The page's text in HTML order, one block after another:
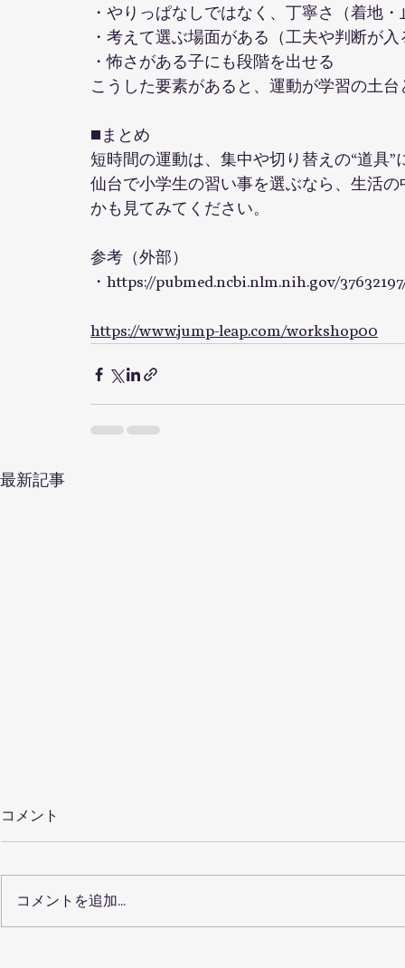
・やりっぱなしではなく、丁寧さ（着地
・考えて選ぶ場面がある（工夫や判断が入
・怖さがある子にも段階を出せる
こうした要素があると、運動が学習の土
■まとめ
短時間の運動は、集中や切り替えの“道具
仙台で小学生の習い事を選ぶなら、生活
かも見てみてください。
参考（外部）
・ https://pubmed.ncbi.nlm.nih.gov/
https://www.jump-leap.com/workshop00
最新記事
コメント
コメントを追加…